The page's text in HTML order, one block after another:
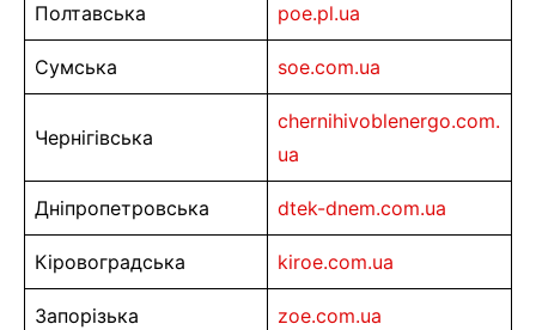
Полтавська poe.pl.ua
Сумська soe.com.ua
Чернігівська
chernihivoblenergo.com.
ua
Дніпропетровська dtek-dnem.com.ua
Кіровоградська kiroe.com.ua
Запорізька zoe.com.ua